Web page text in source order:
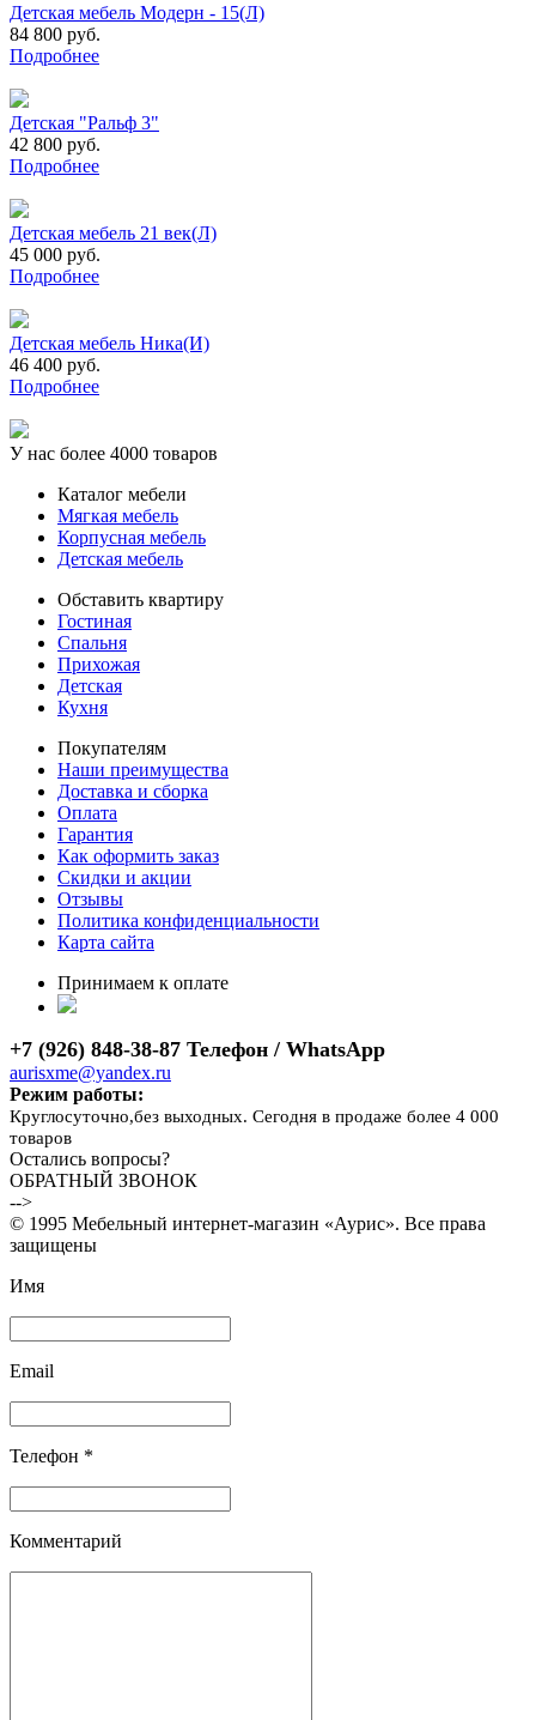
Детская мебель Модерн - 15(Л)
84 800 руб.
Подробнее
Детская "Ральф 3"
42 800 руб.
Подробнее
Детская мебель 21 век(Л)
45 000 руб.
Подробнее
Детская мебель Ника(И)
46 400 руб.
Подробнее
У нас более 4000 товаров
Каталог мебели
Мягкая мебель
Корпусная мебель
Детская мебель
Обставить квартиру
Гостиная
Спальня
Прихожая
Детская
Кухня
Покупателям
Наши преимущества
Доставка и сборка
Оплата
Гарантия
Как оформить заказ
Скидки и акции
Отзывы
Политика конфиденциальности
Карта сайта
Принимаем к оплате
+7 (926) 848-38-87 Телефон / WhatsApp
aurisxme@yandex.ru
Режим работы:
Круглосуточно,без выходных. Сегодня в продаже более 4 000
товаров
Остались вопросы?
ОБРАТНЫЙ ЗВОНОК
-->
© 1995 Мебельный интернет-магазин «Аурис». Все права
защищены
Имя
Email
Телефон *
Комментарий